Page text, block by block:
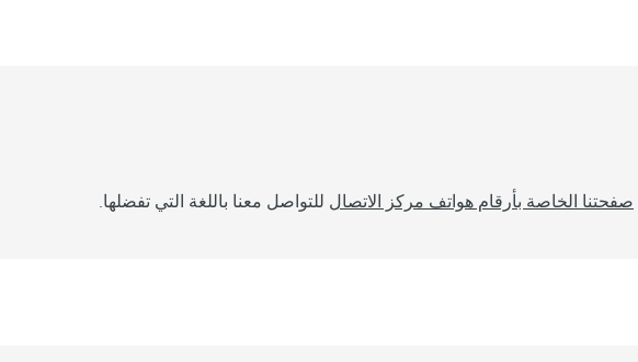
صفحتنا الخاصة بأرقام هواتف مركز الاتصال للتواصل معنا باللغة التي تفضلها.